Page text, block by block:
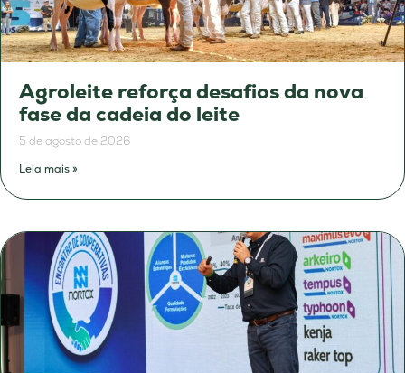
Agroleite reforça desafios da nova
fase da cadeia do leite
5 de agosto de 2026
Leia mais »